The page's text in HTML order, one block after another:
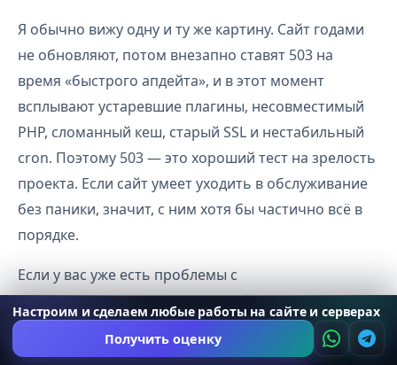
Я обычно вижу одну и ту же картину. Сайт годами
не обновляют, потом внезапно ставят 503 на
время «быстрого апдейта», и в этот момент
всплывают устаревшие плагины, несовместимый
PHP, сломанный кеш, старый SSL и нестабильный
cron. Поэтому 503 — это хороший тест на зрелость
проекта. Если сайт умеет уходить в обслуживание
без паники, значит, с ним хотя бы частично всё в
порядке.
Если у вас уже есть проблемы с
производительностью или ошибками, начните с
базовых вещей:ошибка 500 на сайте,сайт не
работает
почему сайт медленно работает . И уже
Настроим и сделаем любые работы на сайте и серверах
Получить оценку